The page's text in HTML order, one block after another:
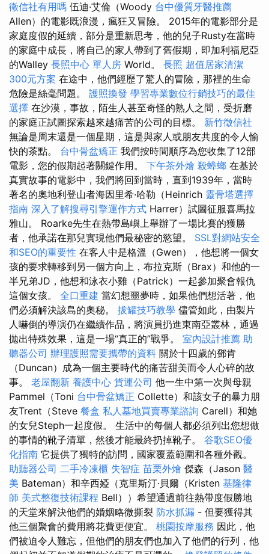
徵信社有用嗎 伍迪·艾倫（Woody 台中優質牙醫推薦
Allen）的電影既浪漫，瘋狂又冒險。 2015年的電影部分是
家庭度假的延續，部分是重新思考，他的兒子Rusty在當時
的家庭中成長，將自己的家人帶到了舊假期，即加利福尼亞
的Walley 長照中心 單人房 World。 長照 超值居家清潔
300元方案 在途中，他們經歷了驚人的冒險，那裡的生命
危險是絲毫問題。 護照換發 學習專業數位行銷技巧的最佳
選擇 在沙漠，事故，陌生人甚至奇怪的熟人之間，受折磨
的家庭正試圖探索越來越痛苦的公司的目標。 新竹徵信社
無論是周末還是一個星期，這是與家人或朋友共度的令人愉
快的茶點。 台中骨盆矯正 我們按時間順序為您收集了12部
電影，您的假期起著關鍵作用。 下午茶外燴 殺蟑螂 在基於
真實故事的電影中，我們將回到當時，直到1939年，當時
著名的奧地利登山者海因里希·哈勒（Heinrich 靈骨塔選擇
指南 深入了解搜尋引擎運作方式 Harrer）試圖征服喜馬拉
雅山。 Roarke先生在熱帶島嶼上舉辦了一場比賽的獲勝
者，他承諾在那兒實現他們最秘密的慾望。 SSL對網站安全
和SEO的重要性 在客人中是格溫（Gwen），他想將一個女
孩的要求轉移到另一個方向上，布拉克斯（Brax）和他的一
半兄弟JD，他想和泳衣小雞（Patrick）一起參加聚會報仇
這個女孩。 全口重建 當幻想噩夢時，如果他們想活著，他
們必須解決該島的奧秘。 拔罐技巧教學 儘管如此，由製片
人嚇倒的導演仍在繼續作品，將演員扔進東南亞叢林，通過
拋出特殊效果，這是一場“真正的”戰爭。 室內設計推薦 助
聽器公司 辦理護照需要攜帶的資料 關於十四歲的鄧肯
（Duncan）成為一個主要時代的痛苦甜美而令人心碎的故
事。 老屋翻新 養護中心 貨運公司 他一生中第一次與母親
Pammel（Toni 台中骨盆矯正 Collette）和該女子的暴力朋
友Trent（Steve 餐盒 私人墓地買賣專業諮詢 Carell）和她
的女兒Steph一起度假。 生活中的每個人都必須列出您想做
的事情的靴子清單，然後才能最終扔掉靴子。 谷歌SEO優
化指南 它提供了獨特的訪問，國家覆蓋範圍和各種外觀。
助聽器公司 二手冷凍櫃 失智症 苗栗外燴 傑森（Jason 醫
美 Bateman）和辛西婭（克里斯汀·貝爾（Kristen 基隆律
師 美式整復技術課程 Bell））希望通過前往熱帶度假勝地
的天堂來解決他們的婚姻略微撕裂 防水抓漏 - 但要獲得其
他三個聚會的費用將花費更便宜。 桃園按摩服務 因此，他
們被迫令人難忘，但他們的朋友們也加入了他們的行列，他